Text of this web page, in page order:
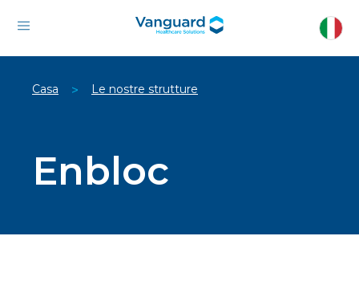
Casa > Le nostre strutture
Enbloc